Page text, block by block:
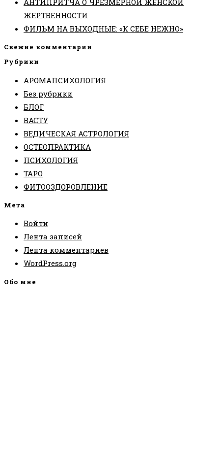
ЖЕРТВЕННОСТИ
ФИЛЬМ НА ВЫХОДНЫЕ: «К СЕБЕ НЕЖНО»
Свежие комментарии
Рубрики
АРОМАПСИХОЛОГИЯ
Без рубрики
БЛОГ
ВАСТУ
ВЕДИЧЕСКАЯ АСТРОЛОГИЯ
ОСТЕОПРАКТИКА
ПСИХОЛОГИЯ
ТАРО
ФИТООЗДОРОВЛЕНИЕ
Мета
Войти
Лента записей
Лента комментариев
WordPress.org
Обо мне